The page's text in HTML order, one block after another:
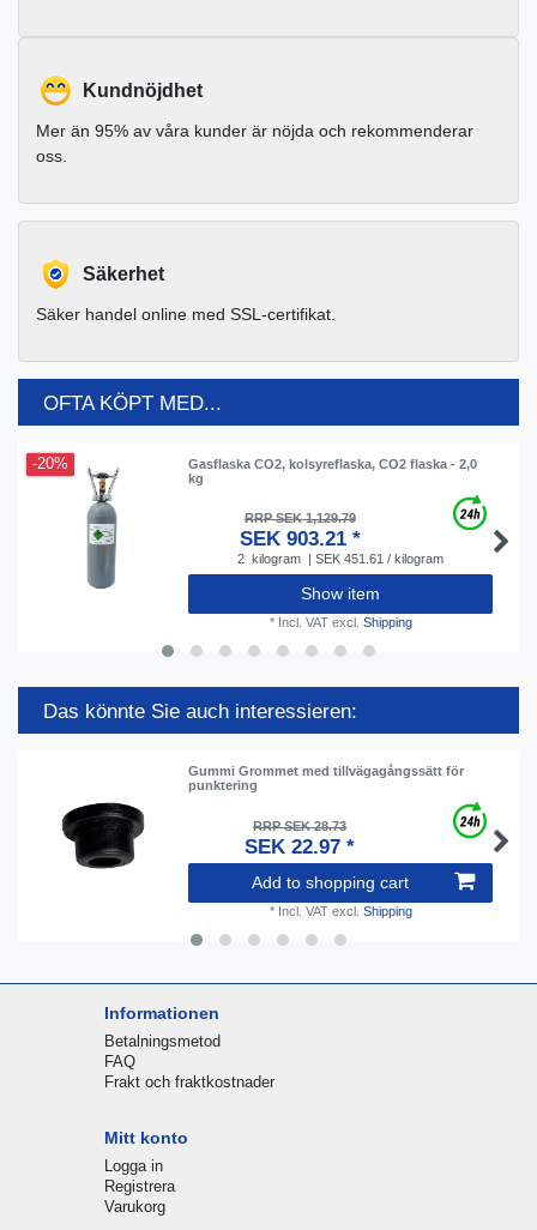
Kundnöjdhet
Mer än 95% av våra kunder är nöjda och rekommenderar
oss.
Säkerhet
Säker handel online med SSL-certifikat.
OFTA KÖPT MED...
-20%
Gasflaska CO2, kolsyreflaska, CO2 flaska - 2,0
kg
RRP SEK 1,129.79
SEK 903.21 *
2 kilogram | SEK 451.61 / kilogram
Show item
* Incl. VATexcl. Shipping
Das könnte Sie auch interessieren:
Gummi Grommet med tillvägagångssätt för
punktering
RRP SEK 28.73
SEK 22.97 *
Add to shopping cart
* Incl. VATexcl. Shipping
Informationen
Betalningsmetod
FAQ
Frakt och fraktkostnader
Mitt konto
Logga in
Registrera
Varukorg